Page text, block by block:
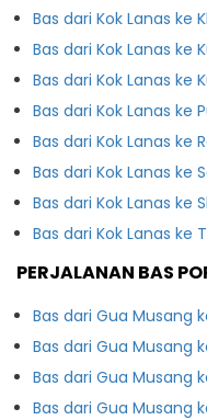
Bas dari Kok Lanas ke
Bas dari Kok Lanas ke
Bas dari Kok Lanas ke
Bas dari Kok Lanas ke
Bas dari Kok Lanas ke
Bas dari Kok Lanas ke
Bas dari Kok Lanas ke
Bas dari Kok Lanas ke
PERJALANAN BAS
Bas dari Gua Musang
Bas dari Gua Musang
Bas dari Gua Musang
Bas dari Gua Musang